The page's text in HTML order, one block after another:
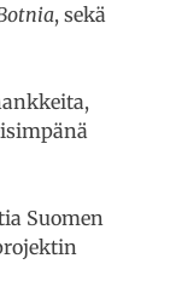
, sekä
Suomen